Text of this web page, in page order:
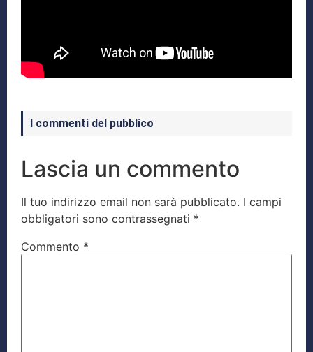
I commenti del pubblico
Lascia un commento
Il tuo indirizzo email non sarà pubblicato. I campi
obbligatori sono contrassegnati *
Commento *